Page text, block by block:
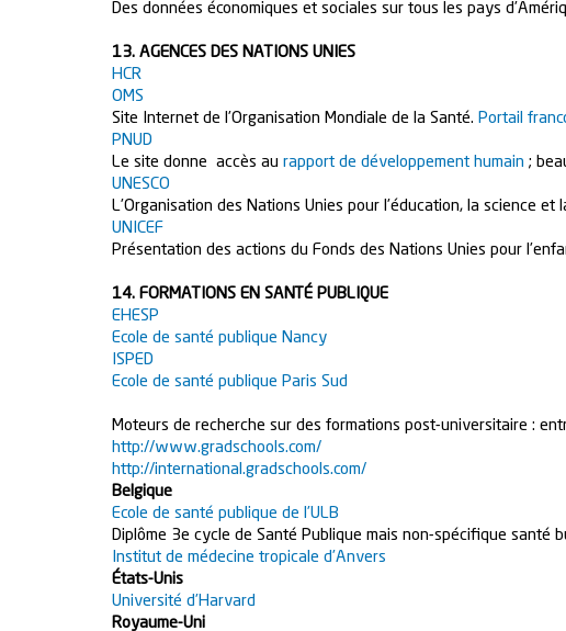
Des données économiques et sociales sur tous les pays
13. AGENCES DES NATIONS UNIES
HCR
OMS
Site Internet de l’Organisation Mondiale de la Santé. Portail
PNUD
Le site donne accès au rapport de développement humain ;
UNESCO
L’Organisation des Nations Unies pour l’éducation, la science
UNICEF
Présentation des actions du Fonds des Nations Unies pour
14. FORMATIONS EN SANTÉ PUBLIQUE
EHESP
Ecole de santé publique Nancy
ISPED
Ecole de santé publique Paris Sud
Moteurs de recherche sur des formations post-universitaire :
http://www.gradschools.com/
http://international.gradschools.com/
Belgique
Ecole de santé publique de l’ULB
Diplôme 3e cycle de Santé Publique mais non-spécifique santé
Institut de médecine tropicale d’Anvers
États-Unis
Université d’Harvard
Royaume-Uni